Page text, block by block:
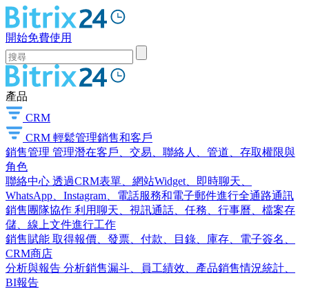
開始免費使用
產品
CRM
CRM 輕鬆管理銷售和客戶
銷售管理 管理潛在客戶、交易、聯絡人、管道、存取權限與
角色
聯絡中心 透過CRM表單、網站Widget、即時聊天、
WhatsApp、Instagram、電話服務和電子郵件進行全通路通訊
銷售團隊協作 利用聊天、視訊通話、任務、行事曆、檔案存
儲、線上文件進行工作
銷售賦能 取得報價、發票、付款、目錄、庫存、電子簽名、
CRM商店
分析與報告 分析銷售漏斗、員工績效、產品銷售情況統計、
BI報告